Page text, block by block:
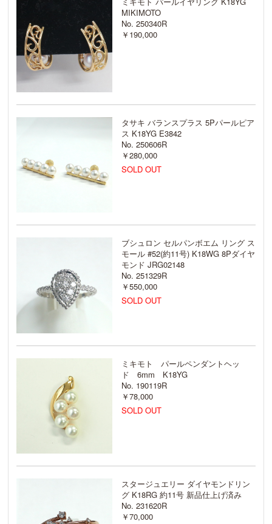
MIKIMOTO
No. 250340R
￥190,000
タサキ バランスプラス 5Pパールピア
ス K18YG E3842
No. 250606R
￥280,000
SOLD OUT
ブシュロン セルパンボエム リング ス
モール #52(約11号) K18WG 8Pダイヤ
モンド JRG02148
No. 251329R
￥550,000
SOLD OUT
ミキモト パールペンダントヘッ
ド 6mm K18YG
No. 190119R
￥78,000
SOLD OUT
スタージュエリー ダイヤモンドリン
グ K18RG 約11号 新品仕上げ済み
No. 231620R
￥70,000